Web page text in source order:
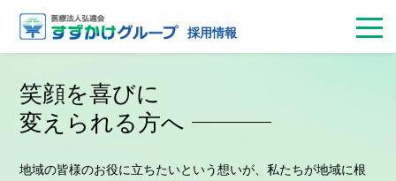
採用情報
笑顔を喜びに
変えられる方へ
地域の皆様のお役に立ちたいという想いが、私たちが地域に根